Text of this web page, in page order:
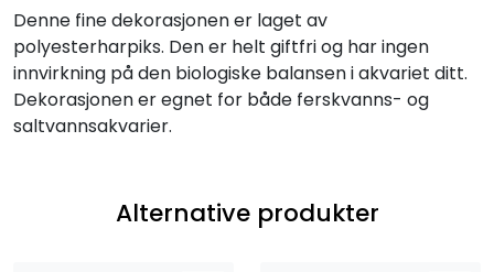
Denne fine dekorasjonen er laget av
polyesterharpiks. Den er helt giftfri og har ingen
innvirkning på den biologiske balansen i akvariet ditt.
Dekorasjonen er egnet for både ferskvanns- og
saltvannsakvarier.
Alternative produkter